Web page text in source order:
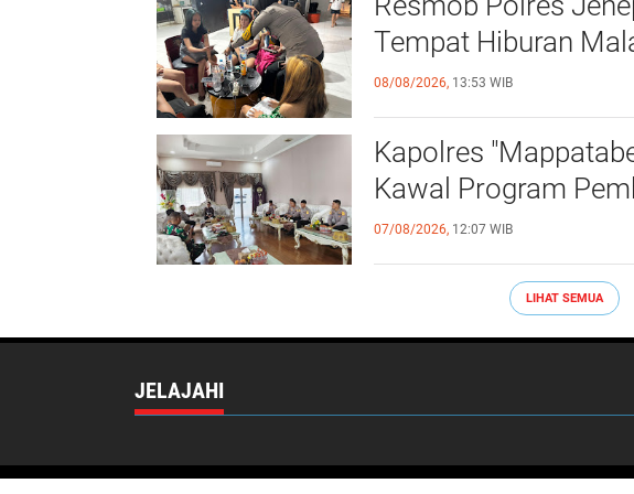
Tempat Hiburan
08/08/2026, 13:53 WIB
Kapolres
Kawal Program
07/08/2026, 12:07 WIB
LIHAT SEMUA
JELAJAHI